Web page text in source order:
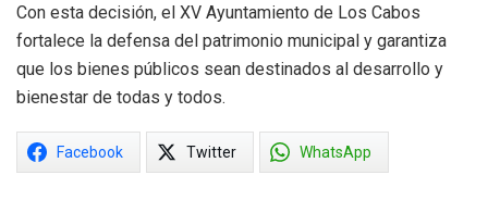
Con esta decisión, el XV Ayuntamiento de Los Cabos
fortalece la defensa del patrimonio municipal y garantiza
que los bienes públicos sean destinados al desarrollo y
bienestar de todas y todos.
Facebook Twitter WhatsApp